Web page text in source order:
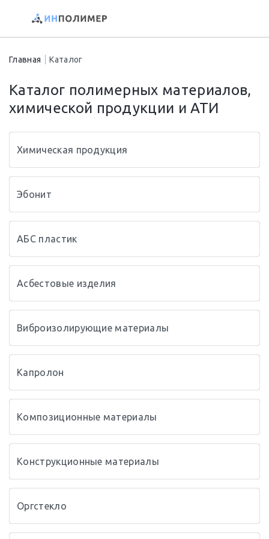
Главная Каталог
Каталог полимерных материалов,
химической продукции и АТИ
Химическая продукция
Эбонит
АБС пластик
Асбестовые изделия
Виброизолирующие материалы
Капролон
Композиционные материалы
Конструкционные материалы
Оргстекло